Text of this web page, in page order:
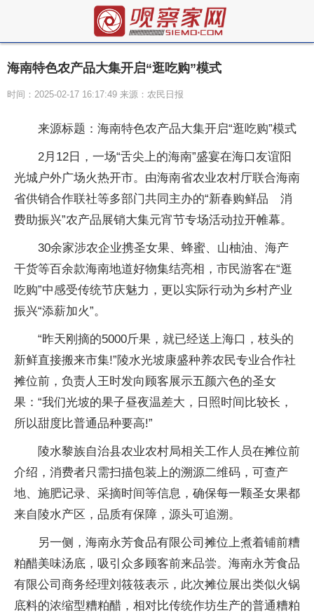
海南特色农产品大集开启“逛吃购”模式
时间：2025-02-17 16:17:49 来源：农民日报
来源标题：海南特色农产品大集开启“逛吃购”模式
2月12日，一场“舌尖上的海南”盛宴在海口友谊阳
光城户外广场火热开市。由海南省农业农村厅联合海南
省供销合作联社等多部门共同主办的“新春购鲜品 消
费助振兴”农产品展销大集元宵节专场活动拉开帷幕。
30余家涉农企业携圣女果、蜂蜜、山柚油、海产
干货等百余款海南地道好物集结亮相，市民游客在“逛
吃购”中感受传统节庆魅力，更以实际行动为乡村产业
振兴“添薪加火”。
“昨天刚摘的5000斤果，就已经送上海口，枝头的
新鲜直接搬来市集!”陵水光坡康盛种养农民专业合作社
摊位前，负责人王时发向顾客展示五颜六色的圣女
果：“我们光坡的果子昼夜温差大，日照时间比较长，
所以甜度比普通品种要高!”
陵水黎族自治县农业农村局相关工作人员在摊位前
介绍，消费者只需扫描包装上的溯源二维码，可查产
地、施肥记录、采摘时间等信息，确保每一颗圣女果都
来自陵水产区，品质有保障，源头可追溯。
另一侧，海南永芳食品有限公司摊位上煮着铺前糟
粕醋美味汤底，吸引众多顾客前来品尝。海南永芳食品
有限公司商务经理刘筱筱表示，此次摊位展出类似火锅
底料的浓缩型糟粕醋，相对比传统作坊生产的普通糟粕